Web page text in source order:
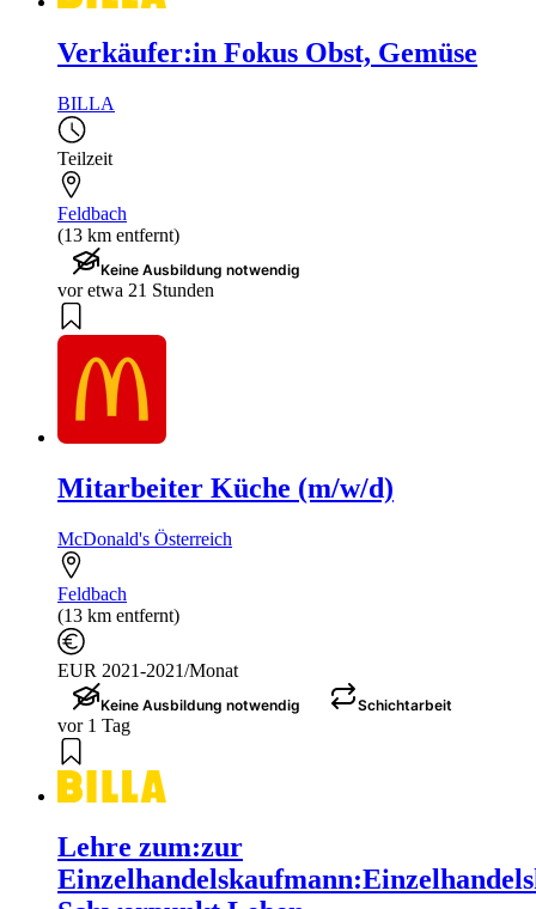
Verkäufer:in Fokus Obst, Gemüse
BILLA
Teilzeit
Feldbach
(13 km entfernt)
Keine Ausbildung notwendig
vor etwa 21 Stunden
Mitarbeiter Küche (m/w/d)
McDonald's Österreich
Feldbach
(13 km entfernt)
EUR 2021-2021/Monat
Keine Ausbildung notwendig Schichtarbeit
vor 1 Tag
Lehre zum:zur